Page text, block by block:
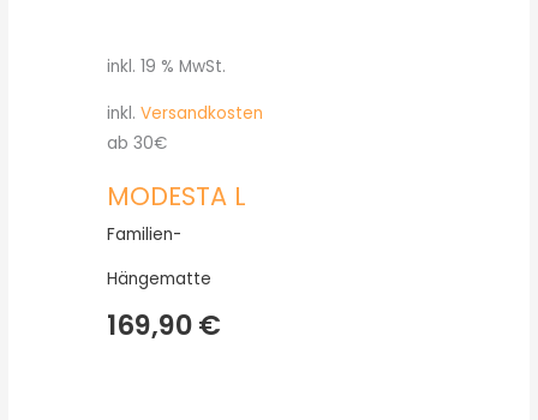
inkl. 19 % MwSt.
inkl.Versandkosten
ab 30€
MODESTA L
Familien-
Hängematte
169,90€